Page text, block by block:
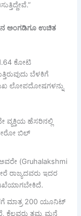
ಅಂಗಡಿಗೂ ಉಚಿತ
ಕೋಟಿ
ಬೆಳಕಿಗೆ
ಲೋಪದೋಷಗಳನ್ನು
ವ್ಯಕ್ತಿಯ ಹೆಸರಿನಲ್ಲಿ
ಬಿಲ್
(Gruhalakshmi
ರಾಜ್ಯದವರು ಇದರ
ಮಾತ್ರ 200 ಯೂನಿಟ್
ಕೆಲವರು ತಮ್ಮ ಮನೆ